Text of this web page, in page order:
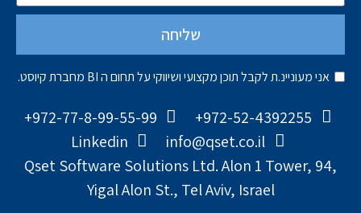
אני מעוניינ.ת לקבל תוכן מקצועי ושיווקי על תחום ה BI מחברת קיוסט.
שליחה
972-52-4392255+
972-77-8-99-55-99+
info@qset.co.il
Linkedin
Qset Software Solutions Ltd. Alon 1 Tower, 94,
Yigal Alon St., Tel Aviv, Israel